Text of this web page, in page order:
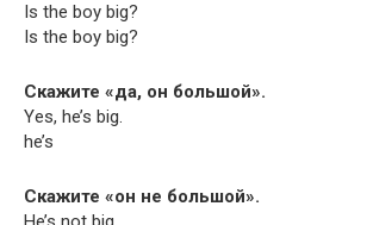
Is the boy big?
Is the boy big?
Скажите «да, он большой».
Yes, he’s big.
he’s
Скажите «он не большой».